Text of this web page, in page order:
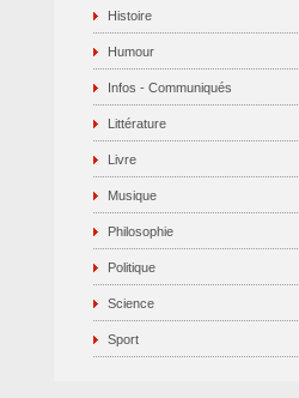
Histoire
Humour
Infos - Communiqués
Littérature
Livre
Musique
Philosophie
Politique
Science
Sport